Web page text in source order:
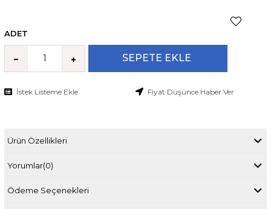
ADET
İstek Listeme Ekle Fiyat Düşünce Haber Ver
Ürün Özellikleri
Yorumlar(0)
Ödeme Seçenekleri